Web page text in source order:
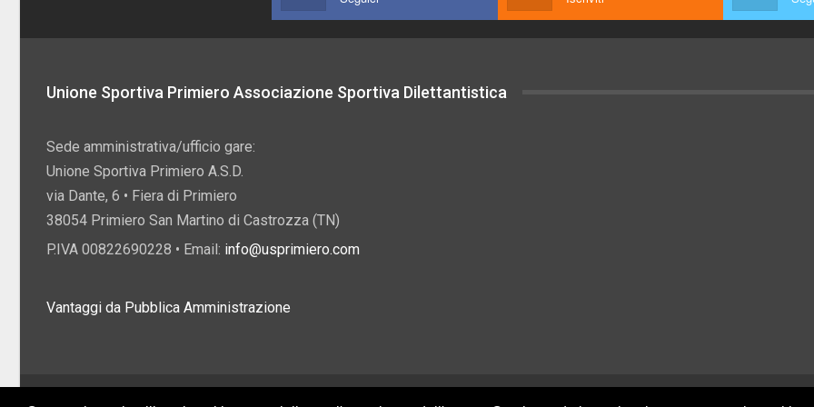
Unione Sportiva Primiero Associazione Sportiva Dilettantistica
Sede amministrativa/ufficio gare:
Unione Sportiva Primiero A.S.D.
via Dante, 6 • Fiera di Primiero
38054 Primiero San Martino di Castrozza (TN)
P.IVA 00822690228 • Email: info@usprimiero.com
Vantaggi da Pubblica Amministrazione